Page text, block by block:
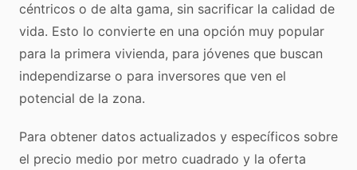
céntricos o de alta gama, sin sacrificar la calidad de
vida. Esto lo convierte en una opción muy popular
para la primera vivienda, para jóvenes que buscan
independizarse o para inversores que ven el
potencial de la zona.
Para obtener datos actualizados y específicos sobre
el precio medio por metro cuadrado y la oferta